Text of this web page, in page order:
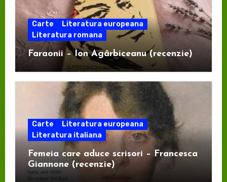
Carte
Literatura europeana
Literatura romana
Faraonii – Ion Agârbiceanu (recenzie)
Carte
Literatura europeana
Literatura italiana
Femeia care aduce scrisori – Francesca
Giannone (recenzie)